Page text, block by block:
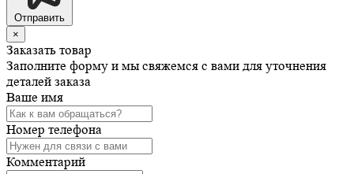
Отправить
×
Заказать товар
Заполните форму и мы свяжемся с вами для уточнения
деталей заказа
Ваше имя
Номер телефона
Комментарий